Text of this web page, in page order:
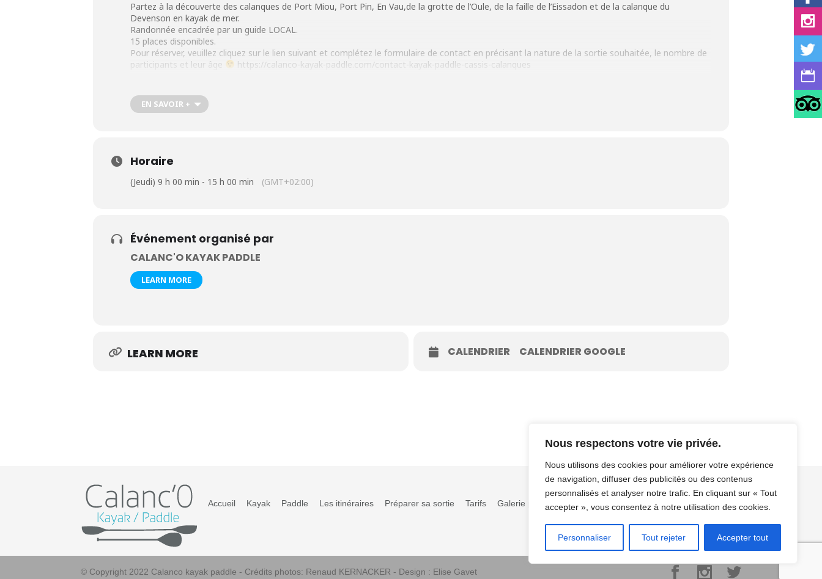
Nous respectons votre vie privée.
Nous utilisons des cookies pour améliorer votre expérience
de navigation, diffuser des publicités ou des contenus
personnalisés et analyser notre trafic. En cliquant sur « Tout
accepter », vous consentez à notre utilisation des cookies.
Personnaliser Tout rejeter Accepter tout
Partez à la découverte des calanques de Port Miou, Port Pin, En Vau,de la grotte de l’Oule, de la faille de l’Eissadon et de la calanque du
Devenson en kayak de mer.
Randonnée encadrée par un guide LOCAL.
15 places disponibles.
Pour réserver, veuillez cliquez sur le lien suivant et complétez le formulaire de contact en précisant la nature de la sortie souhaitée, le nombre de
participants et leur âge
https://calanco-kayak-paddle.com/contact-kayak-paddle-cassis-calanques
EN SAVOIR +
Horaire
(Jeudi) 9 h 00 min - 15 h 00 min (GMT+02:00)
Événement organisé par
CALANC'O KAYAK PADDLE
LEARN MORE
LEARN MORE CALENDRIER CALENDRIER GOOGLE
Accueil Kayak Paddle Les itinéraires Préparer sa sortie Tarifs Galerie photos Contact / Résa Mentions légales/CGV/CGU
© Copyright 2022 Calanco kayak paddle - Crédits photos: Renaud KERNACKER - Design : Elise Gavet